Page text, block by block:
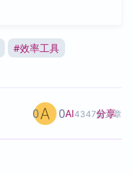
#效率工具
AI4347篇文章
0 0 分享